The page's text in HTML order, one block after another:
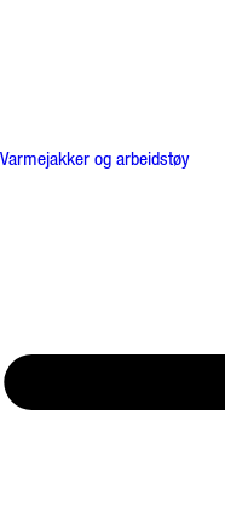
Varmejakker og arbeidstøy